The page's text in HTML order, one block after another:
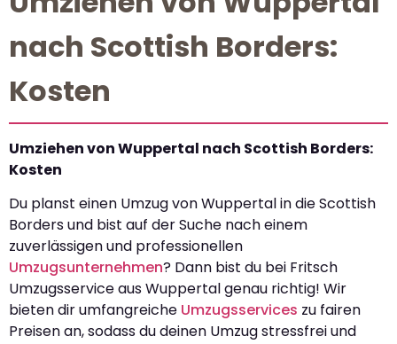
nach Scottish Borders:
Kosten
Umziehen von Wuppertal nach Scottish Borders:
Kosten
Du planst einen Umzug von Wuppertal in die Scottish
Borders und bist auf der Suche nach einem
zuverlässigen und professionellen
Umzugsunternehmen? Dann bist du bei Fritsch
Umzugsservice aus Wuppertal genau richtig! Wir
bieten dir umfangreiche Umzugsservices zu fairen
Preisen an, sodass du deinen Umzug stressfrei und